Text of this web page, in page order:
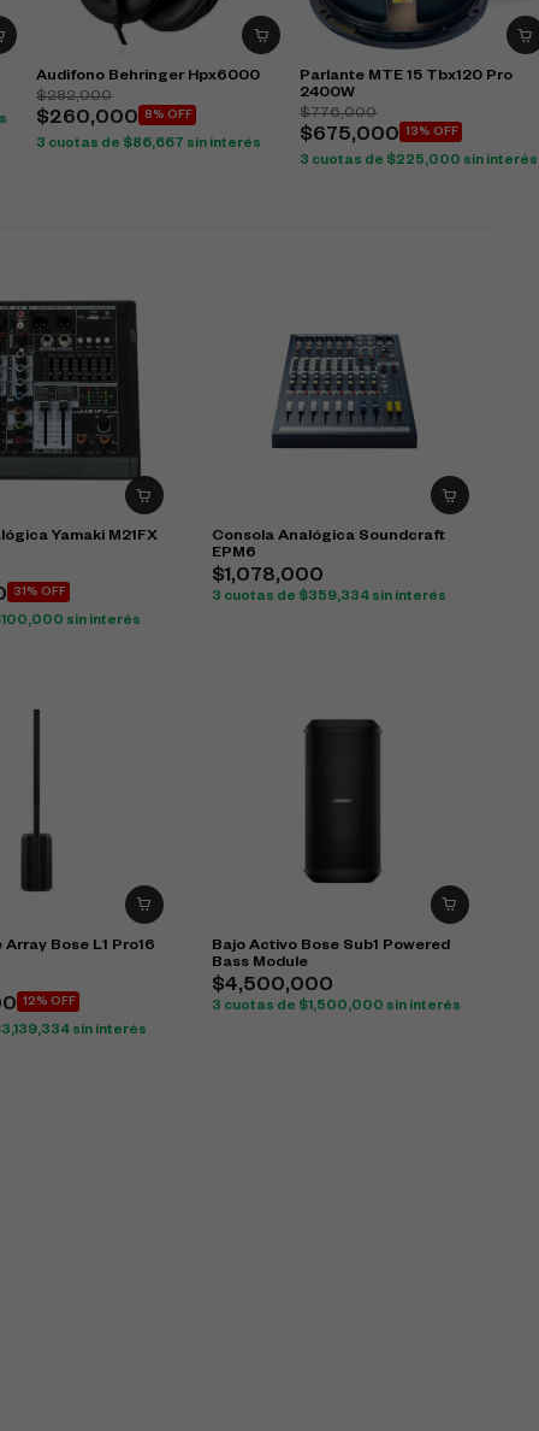
Audifono Behringer Hpx6000
$282,000
$260,000 8% OFF
3 cuotas de $86,667 sin interés
Parlante MTE 15 Tbx120 Pro
2400W
$776,000
$675,000 13% OFF
3 cuotas de $225,000 sin interés
Yamaki M21FX
31% OFF
100,000 sin interés
Consola Analógica Soundcraft
EPM6
$1,078,000
3 cuotas de $359,334sin interés
Bose L1 Pro16
12% OFF
3,139,334 sin interés
Bajo Activo Bose Sub1 Powered
Bass Module
$4,500,000
3 cuotas de $1,500,000 sin interés